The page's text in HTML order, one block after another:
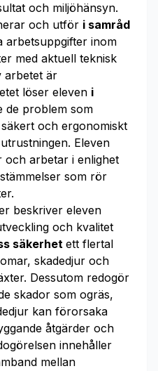
och miljöhänsyn.
och utför i samråd
arbetsuppgifter inom
med aktuell teknisk
arbetet är
löser eleven i
de problem som
och ergonomiskt
Eleven
och arbetar i enlighet
som rör
beskriver eleven
och kvalitet
säkerhetett flertal
skadedjur och
Dessutom redogör
skador som ogräs,
kan förorsaka
åtgärder och
innehåller
mellan